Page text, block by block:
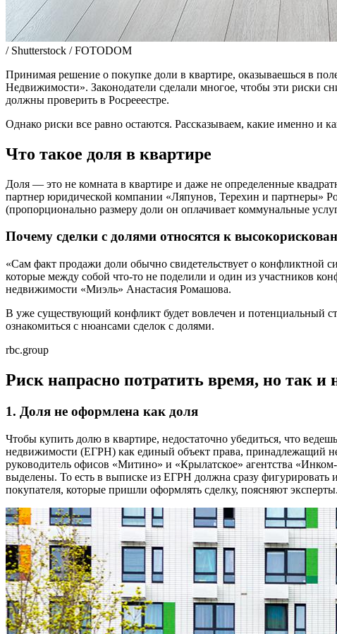
/ Shutterstock / FOTODOM
Принимая решение о покупке доли в квартире, оказываешься в
Недвижимости». Законодатели сделали многое, чтобы эти риски
должны проверить в Росрееестре.
Однако риски все равно остаются. Рассказываем, какие именно и
Что такое доля в квартире
Доля — это не комната в квартире и даже не определенные
партнер юридической компании «Ляпунов, Терехин и партнеры»
(пропорционально размеру доли он оплачивает коммунальные
Почему сделки с долями относятся к
«Сам факт продажи доли обычно свидетельствует о
которые между собой что-то не поделили и один из участников
недвижимости «Миэль» Анастасия Ромашова.
В уже существующий конфликт будет вовлечен и потенциальный
ознакомиться с нюансами сделок с долями.
rbc.group
Риск напрасно потратить время, но так и
1. Доля не оформлена как доля
Чтобы купить долю в квартире, недостаточно убедиться, что
недвижимости (ЕГРН) как единый объект права, принадлежащий
руководитель офисов «Митино» и «Крылатское» агентства
выделены. То есть в выписке из ЕГРН должна сразу фигурировать
покупателя, которые пришли оформлять сделку, поясняют эксперты.